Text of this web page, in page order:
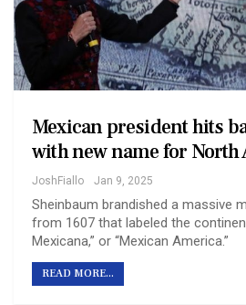
Mexican president hits
with new name for North
JoshFiallo Jan 9, 2025
Sheinbaum brandished a massive
from 1607 that labeled the
Mexicana,” or “Mexican America.”
READ MORE...